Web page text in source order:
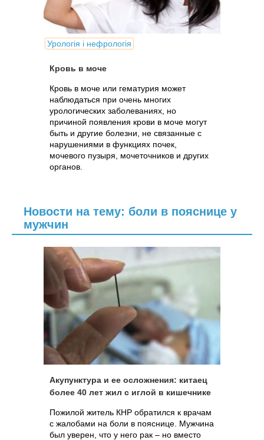
Урологія і нефрологія
Кровь в моче
Кровь в моче или гематурия может
наблюдаться при очень многих
урологических заболеваниях, но
причиной появления крови в моче могут
быть и другие болезни, не связанные с
нарушениями в функциях почек,
мочевого пузыря, мочеточников и других
органов.
Новости на тему: боли в пояснице у
мужчин
Акупунктура и ее осложнения: китаец
более 40 лет жил с иглой в кишечнике
Пожилой житель КНР обратился к врачам
с жалобами на боли в пояснице. Мужчина
был уверен, что у него рак – но вместо